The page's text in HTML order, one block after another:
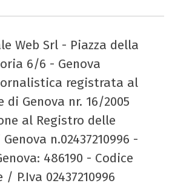
Web Srl - Piazza della
6/6 - Genova
registrata al
di Genova nr. 16/2005
al Registro delle
n.02437210996 -
486190 - Codice
/ P.Iva 02437210996